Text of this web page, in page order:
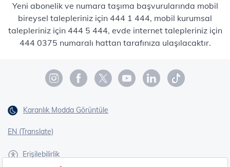
Yeni abonelik ve numara taşıma başvurularında mobil
bireysel talepleriniz için 444 1 444, mobil kurumsal
talepleriniz için 444 5 444, evde internet talepleriniz için
444 0375 numaralı hattan tarafınıza ulaşılacaktır.
Karanlık Modda Görüntüle
EN (Translate)
Erişilebilirlik